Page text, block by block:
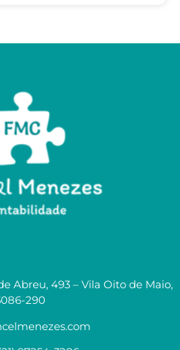
Abreu, 493 – Vila Oito de Maio,
290